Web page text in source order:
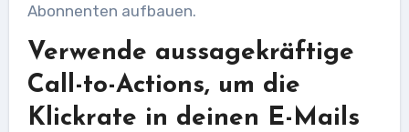
Abonnenten aufbauen.
Verwende aussagekräftige
Call-to-Actions, um die
Klickrate in deinen E-Mails